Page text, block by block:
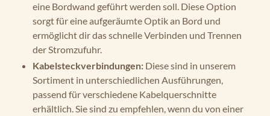
eine Bordwand geführt werden soll. Diese Option
sorgt für eine aufgeräumte Optik an Bord und
ermöglicht dir das schnelle Verbinden und Trennen
der Stromzufuhr.
Kabelsteckverbindungen: Diese sind in unserem
Sortiment in unterschiedlichen Ausführungen,
passend für verschiedene Kabelquerschnitte
erhältlich. Sie sind zu empfehlen, wenn du von einer